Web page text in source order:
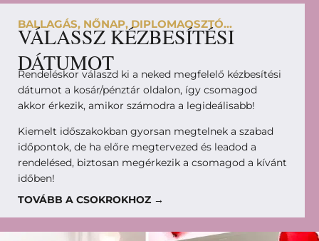
BALLAGÁS, NŐNAP, DIPLOMAOSZTÓ...
VÁLASSZ KÉZBESÍTÉSI
DÁTUMOT
Rendeléskor válaszd ki a neked megfelelő kézbesítési
dátumot a kosár/pénztár oldalon, így csomagod
akkor érkezik, amikor számodra a legideálisabb!
Kiemelt időszakokban gyorsan megtelnek a szabad
időpontok, de ha előre megtervezed és leadod a
rendelésed, biztosan megérkezik a csomagod a kívánt
időben!
TOVÁBB A CSOKROKHOZ →